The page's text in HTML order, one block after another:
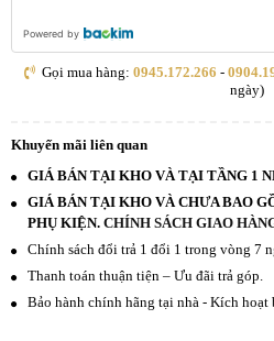
Powered by
Gọi mua hàng: 0945.172.266 -
ngày)
Khuyến mãi liên quan
GIÁ BÁN TẠI KHO VÀ TẠI TẦNG 1
GIÁ BÁN TẠI KHO VÀ CHƯA BAO
PHỤ KIỆN. CHÍNH SÁCH GIAO
Chính sách đổi trả 1 đổi 1 trong vòng 7
Thanh toán thuận tiện – Ưu đãi trả góp.
Bảo hành chính hãng tại nhà - Kích hoạt